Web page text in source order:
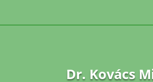
Dr. Kovács